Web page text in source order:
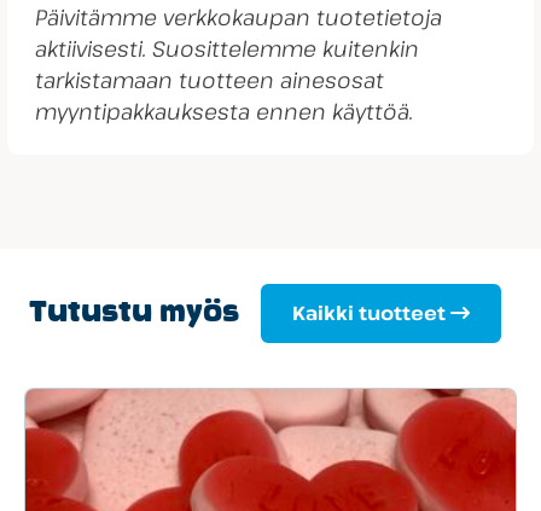
Päivitämme verkkokaupan tuotetietoja
aktiivisesti. Suosittelemme kuitenkin
tarkistamaan tuotteen ainesosat
myyntipakkauksesta ennen käyttöä.
Tutustu myös Kaikki tuotteet